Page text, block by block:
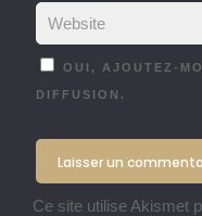
OUI, AJOUTEZ-
DIFFUSION.
Ce site utilise Akismet